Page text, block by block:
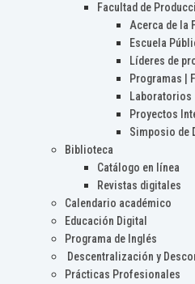
Facultad de
Acerca de la
Escuela
Líderes de
Programas |
Laboratorios
Proyectos
Simposio de
Biblioteca
Catálogo en línea
Revistas digitales
Calendario académico
Educación Digital
Programa de Inglés
Descentralización y
Prácticas Profesionales